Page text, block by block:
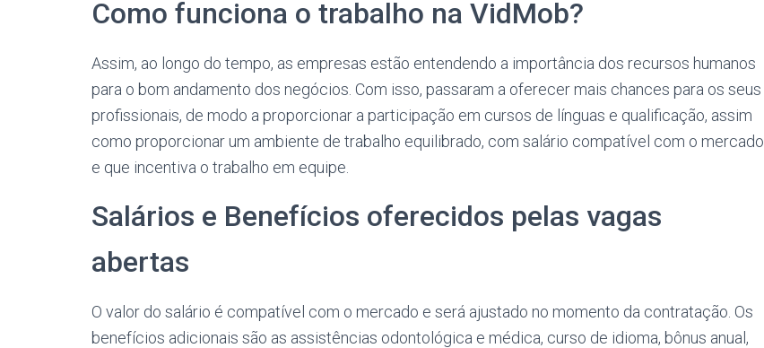
Como funciona o trabalho na VidMob?
Assim, ao longo do tempo, as empresas estão entendendo a importância dos recursos humanos
para o bom andamento dos negócios. Com isso, passaram a oferecer mais chances para os seus
profissionais, de modo a proporcionar a participação em cursos de línguas e qualificação, assim
como proporcionar um ambiente de trabalho equilibrado, com salário compatível com o mercado
e que incentiva o trabalho em equipe.
Salários e Benefícios oferecidos pelas vagas
abertas
O valor do salário é compatível com o mercado e será ajustado no momento da contratação. Os
benefícios adicionais são as assistências odontológica e médica, curso de idioma, bônus anual,